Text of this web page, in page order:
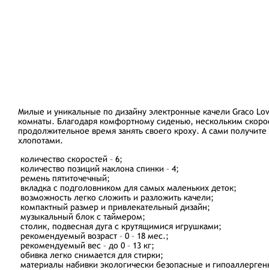
Милые и уникальные по дизайну электронные качели Graco
комнаты. Благодаря комфортному сиденью, нескольким
продолжительное время занять своего кроху. А сами
хлопотами.
количество скоростей – 6;
количество позиций наклона спинки – 4;
ремень пятиточечный;
вкладка с подголовником для самых маленьких деток;
возможность легко сложить и разложить качели;
компактный размер и привлекательный дизайн;
музыкальный блок с таймером;
столик, подвесная дуга с крутящимися игрушками;
рекомендуемый возраст – 0 – 18 мес.;
рекомендуемый вес – до 0 – 13 кг;
обивка легко снимается для стирки;
материалы набивки экологически безопасные и